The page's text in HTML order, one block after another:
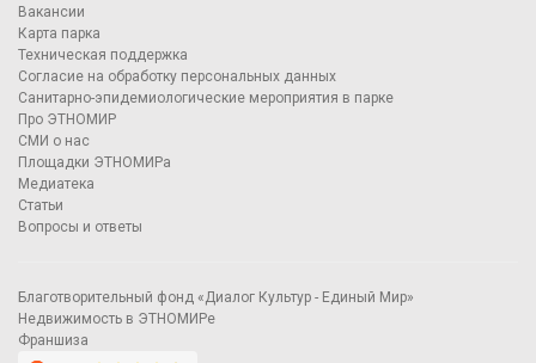
Вакансии
Карта парка
Техническая поддержка
Согласие на обработку персональных данных
Санитарно-эпидемиологические мероприятия в парке
Про ЭТНОМИР
СМИ о нас
Площадки ЭТНОМИРа
Медиатека
Статьи
Вопросы и ответы
Благотворительный фонд «Диалог Культур - Единый Мир»
Недвижимость в ЭТНОМИРе
Франшиза